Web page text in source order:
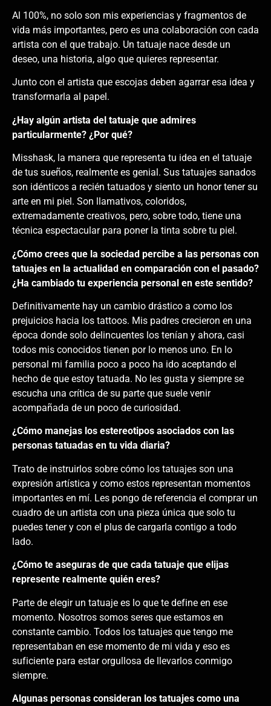
Al 100%, no solo son mis experiencias y fragmentos de
vida más importantes, pero es una colaboración con cada
artista con el que trabajo. Un tatuaje nace desde un
deseo, una historia, algo que quieres representar.
Junto con el artista que escojas deben agarrar esa idea y
transformarla al papel.
¿Hay algún artista del tatuaje que admires
particularmente? ¿Por qué?
Misshask, la manera que representa tu idea en el tatuaje
de tus sueños, realmente es genial. Sus tatuajes sanados
son idénticos a recién tatuados y siento un honor tener su
arte en mi piel. Son llamativos, coloridos,
extremadamente creativos, pero, sobre todo, tiene una
técnica espectacular para poner la tinta sobre tu piel.
¿Cómo crees que la sociedad percibe a las personas con
tatuajes en la actualidad en comparación con el pasado?
¿Ha cambiado tu experiencia personal en este sentido?
Definitivamente hay un cambio drástico a como los
prejuicios hacia los tattoos. Mis padres crecieron en una
época donde solo delincuentes los tenían y ahora, casi
todos mis conocidos tienen por lo menos uno. En lo
personal mi familia poco a poco ha ido aceptando el
hecho de que estoy tatuada. No les gusta y siempre se
escucha una crítica de su parte que suele venir
acompañada de un poco de curiosidad.
¿Cómo manejas los estereotipos asociados con las
personas tatuadas en tu vida diaria?
Trato de instruirlos sobre cómo los tatuajes son una
expresión artística y como estos representan momentos
importantes en mí. Les pongo de referencia el comprar un
cuadro de un artista con una pieza única que solo tu
puedes tener y con el plus de cargarla contigo a todo
lado.
¿Cómo te aseguras de que cada tatuaje que elijas
represente realmente quién eres?
Parte de elegir un tatuaje es lo que te define en ese
momento. Nosotros somos seres que estamos en
constante cambio. Todos los tatuajes que tengo me
representaban en ese momento de mi vida y eso es
suficiente para estar orgullosa de llevarlos conmigo
siempre.
Algunas personas consideran los tatuajes como una